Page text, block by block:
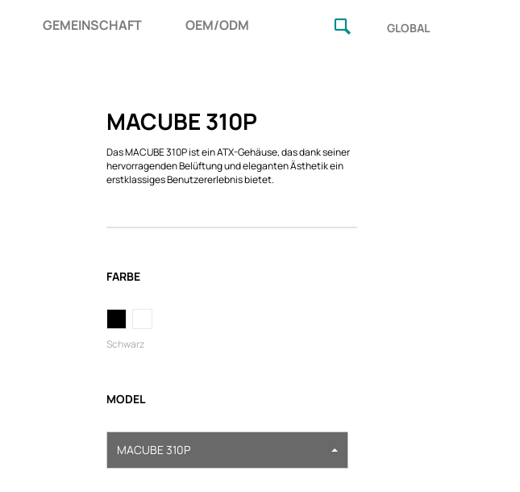
GEMEINSCHAFT OEM/ODM GLOBAL
MACUBE 310P
Das MACUBE 310P ist ein ATX-Gehäuse, das dank seiner
hervorragenden Belüftung und eleganten Ästhetik ein
erstklassiges Benutzererlebnis bietet.
FARBE
Schwarz
MODEL
MACUBE 310P